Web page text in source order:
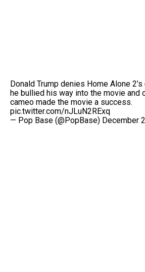
Donald Trump denies Home Alone
he bullied his way into the movie and
cameo made the movie a success.
pic.twitter.com/nJLuN2RExq
— Pop Base (@PopBase) December